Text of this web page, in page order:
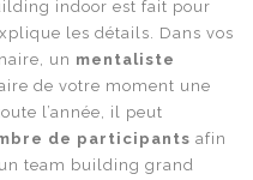
indoor est fait pour
les détails. Dans vos
un mentaliste
de votre moment une
l’année, il peut
de participants afin
team building grand